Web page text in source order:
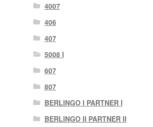
4007
406
407
5008 I
607
807
BERLINGO I PARTNER I
BERLINGO II PARTNER II